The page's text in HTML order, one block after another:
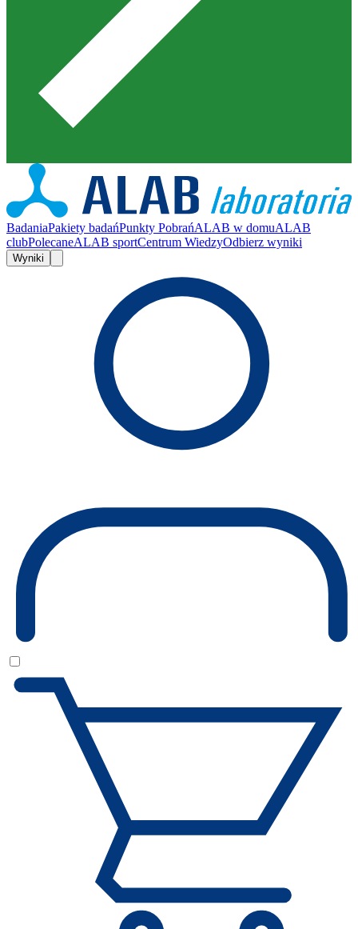
BadaniaPakiety badańPunkty PobrańALAB w domuALAB
clubPolecaneALAB sportCentrum WiedzyOdbierz wyniki
Wyniki